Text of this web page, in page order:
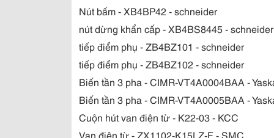
Nút bấm - XB4BP42 - schneider
nút dừng khẩn cấp - XB4BS8445 - schneider
tiếp điểm phụ - ZB4BZ101 - schneider
tiếp điểm phụ - ZB4BZ102 - schneider
Biến tần 3 pha - CIMR-VT4A0004BAA -
Biến tần 3 pha - CIMR-VT4A0005BAA -
Cuộn hút van điện từ - K22-03 - KCC
Van điện từ - ZX1102-K15LZ-F - SMC